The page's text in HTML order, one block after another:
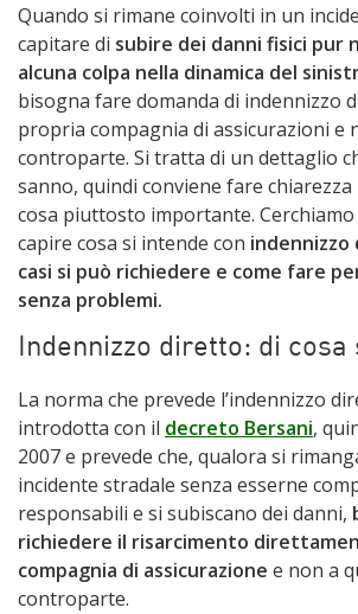
Quando si rimane coinvolti in un
capitare di subire dei danni fisici pur
alcuna colpa nella dinamica del
bisogna fare domanda di indennizzo
propria compagnia di assicurazioni e
controparte. Si tratta di un dettaglio
sanno, quindi conviene fare chiarezza
cosa piuttosto importante.
capire cosa si intende con
casi si può richiedere e come fare
senza problemi.
Indennizzo diretto: di cosa
La norma che prevede l’indennizzo
introdotta con il decreto Bersani,
2007 e prevede che, qualora si
incidente stradale senza esserne
responsabili e si subiscano dei danni,
richiedere il risarcimento
compagnia di assicurazione e non a
controparte.